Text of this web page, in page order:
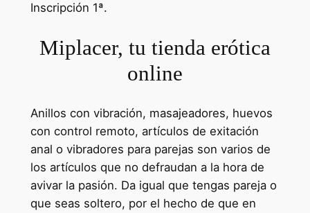
Inscripción 1ª.
Miplacer, tu tienda erótica
online
Anillos con vibración, masajeadores, huevos
con control remoto, artículos de exitación
anal o vibradores para parejas son varios de
los artículos que no defraudan a la hora de
avivar la pasión. Da igual que tengas pareja o
que seas soltero, por el hecho de que en